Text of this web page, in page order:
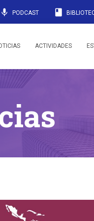
mic PODCAST book
ACTIVIDADES